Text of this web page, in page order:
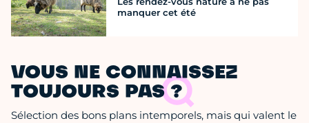
manquer cet été
VOUS NE CONNAISSEZ
TOUJOURS PAS ?
Sélection des bons plans intemporels, mais qui valent le